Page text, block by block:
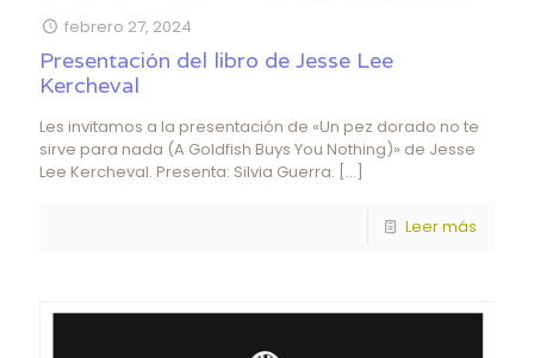
febrero 27, 2024
Presentación del libro de Jesse Lee
Kercheval
Les invitamos a la presentación de «Un pez dorado no te
sirve para nada (A Goldfish Buys You Nothing)» de Jesse
Lee Kercheval. Presenta: Silvia Guerra. […]
Leer más